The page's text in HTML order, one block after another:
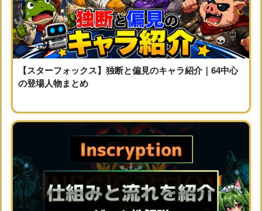
【スターフォックス】独断と偏見のキャラ紹介｜64中心
の登場人物まとめ